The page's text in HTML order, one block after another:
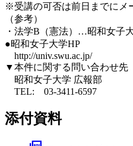
※受講の可否は前日までにメ
（参考）
・法学B（憲法）…昭和女子
●昭和女子大学HP
http://univ.swu.ac.jp/
▼本件に関する問い合わせ先
昭和女子大学 広報部
TEL: 03-3411-6597
添付資料